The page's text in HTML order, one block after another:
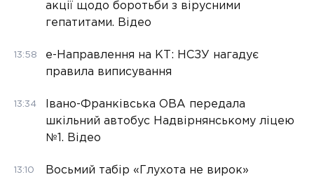
акції щодо боротьби з вірусними
гепатитами. Відео
13:58
е-Направлення на КТ: НСЗУ нагадує
правила виписування
13:34
Івано-Франківська ОВА передала
шкільний автобус Надвірнянському ліцею
№1. Відео
13:10
Восьмий табір «Глухота не вирок»